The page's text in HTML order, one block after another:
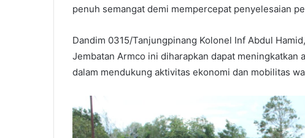
penuh semangat demi mempercepat penyelesaian
Dandim 0315/Tanjungpinang Kolonel Inf Abdul
Jembatan Armco ini diharapkan dapat meningkatkan
dalam mendukung aktivitas ekonomi dan mobilitas